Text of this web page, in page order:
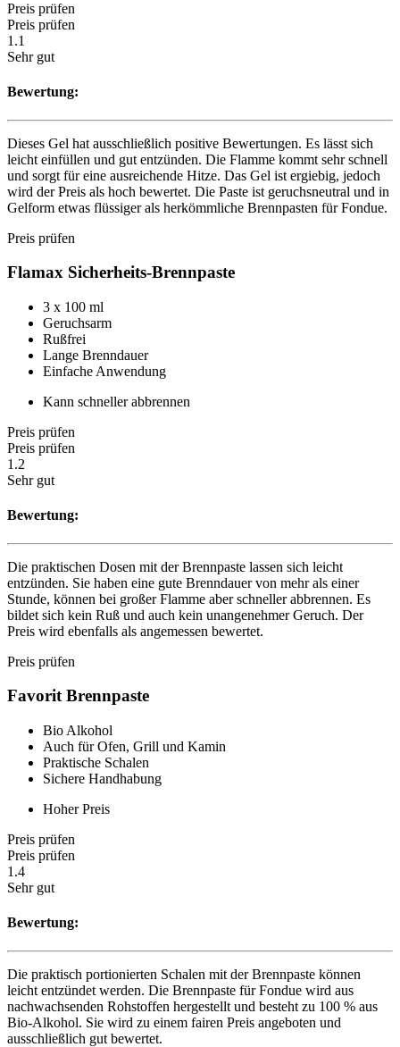
Preis prüfen
Preis prüfen
1.1
Sehr gut
Bewertung:
Dieses Gel hat ausschließlich positive Bewertungen. Es lässt sich
leicht einfüllen und gut entzünden. Die Flamme kommt sehr schnell
und sorgt für eine ausreichende Hitze. Das Gel ist ergiebig, jedoch
wird der Preis als hoch bewertet. Die Paste ist geruchsneutral und in
Gelform etwas flüssiger als herkömmliche Brennpasten für Fondue.
Preis prüfen
Flamax Sicherheits-Brennpaste
3 x 100 ml
Geruchsarm
Rußfrei
Lange Brenndauer
Einfache Anwendung
Kann schneller abbrennen
Preis prüfen
Preis prüfen
1.2
Sehr gut
Bewertung:
Die praktischen Dosen mit der Brennpaste lassen sich leicht
entzünden. Sie haben eine gute Brenndauer von mehr als einer
Stunde, können bei großer Flamme aber schneller abbrennen. Es
bildet sich kein Ruß und auch kein unangenehmer Geruch. Der
Preis wird ebenfalls als angemessen bewertet.
Preis prüfen
Favorit Brennpaste
Bio Alkohol
Auch für Ofen, Grill und Kamin
Praktische Schalen
Sichere Handhabung
Hoher Preis
Preis prüfen
Preis prüfen
1.4
Sehr gut
Bewertung:
Die praktisch portionierten Schalen mit der Brennpaste können
leicht entzündet werden. Die Brennpaste für Fondue wird aus
nachwachsenden Rohstoffen hergestellt und besteht zu 100 % aus
Bio-Alkohol. Sie wird zu einem fairen Preis angeboten und
ausschließlich gut bewertet.